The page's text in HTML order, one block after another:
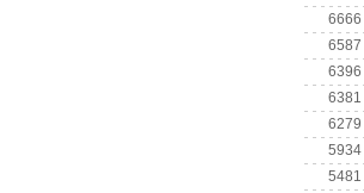
6666
6587
6396
6381
6279
5934
5481